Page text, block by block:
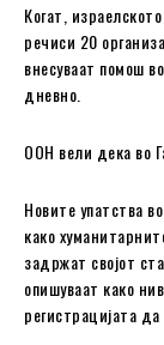
Когат,
речиси 20
внесуваат помош
дневно.
ООН вели дека во
Новите упатства
како
задржат својот
опишуваат како
регистрацијата